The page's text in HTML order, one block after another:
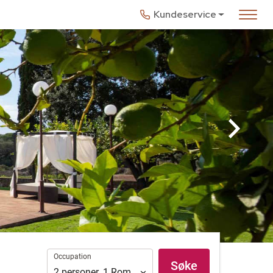
Kundeservice
Occupation
Occupation
Søke